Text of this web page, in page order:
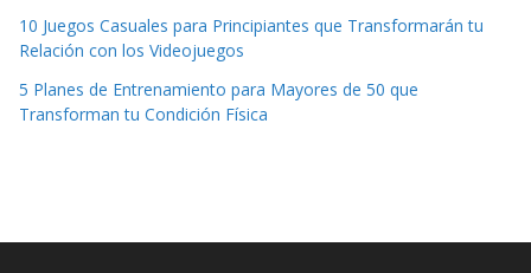
10 Juegos Casuales para Principiantes que Transformarán tu
Relación con los Videojuegos
5 Planes de Entrenamiento para Mayores de 50 que
Transforman tu Condición Física